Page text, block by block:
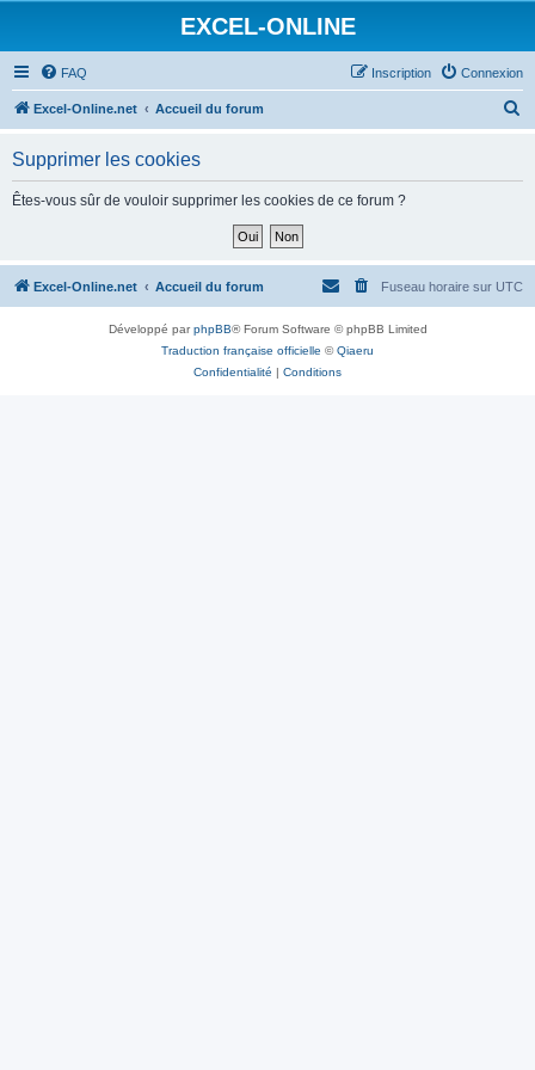
EXCEL-ONLINE
FAQ Connexion
Inscription
Excel-Online.net Accueil du forum
h
Supprimer les cookies
Êtes-vous sûr de vouloir supprimer les cookies de ce forum ?
Excel-Online.net Accueil du forum Fuseau horaire sur UTC
Développé parphpBB® Forum Software © phpBB Limited
Traduction française officielle ©Qiaeru
Confidentialité | Conditions